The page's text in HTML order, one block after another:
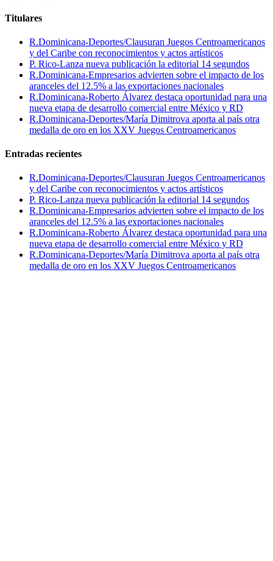
Titulares
R.Dominicana-Deportes/Clausuran Juegos Centroamericanos
y del Caribe con reconocimientos y actos artísticos
P. Rico-Lanza nueva publicación la editorial 14 segundos
R.Dominicana-Empresarios advierten sobre el impacto de los
aranceles del 12.5% a las exportaciones nacionales
R.Dominicana-Roberto Álvarez destaca oportunidad para una
nueva etapa de desarrollo comercial entre México y RD
R.Dominicana-Deportes/María Dimitrova aporta al país otra
medalla de oro en los XXV Juegos Centroamericanos
Entradas recientes
R.Dominicana-Deportes/Clausuran Juegos Centroamericanos
y del Caribe con reconocimientos y actos artísticos
P. Rico-Lanza nueva publicación la editorial 14 segundos
R.Dominicana-Empresarios advierten sobre el impacto de los
aranceles del 12.5% a las exportaciones nacionales
R.Dominicana-Roberto Álvarez destaca oportunidad para una
nueva etapa de desarrollo comercial entre México y RD
R.Dominicana-Deportes/María Dimitrova aporta al país otra
medalla de oro en los XXV Juegos Centroamericanos